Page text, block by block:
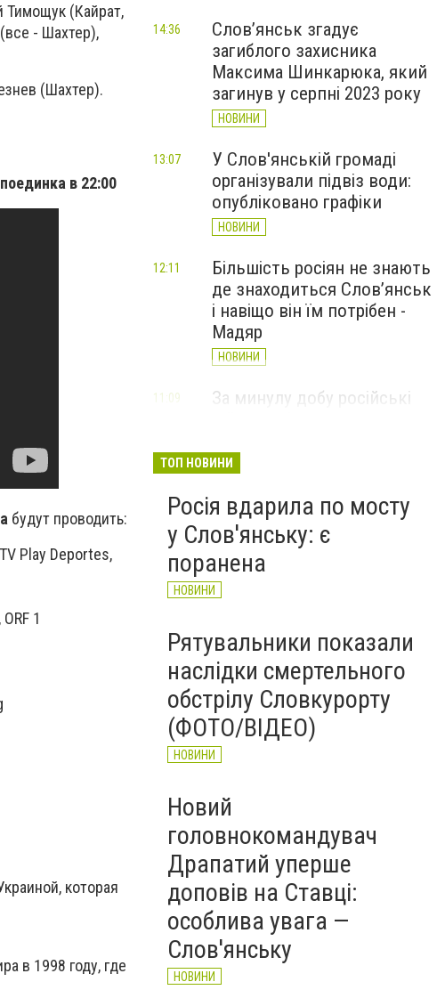
Тимощук (Кайрат,
- Шахтер),
(Шахтер).
в 22:00
будут проводить:
Play Deportes,
1
которая
в 1998 году, где
Слов’янськ згадує
загиблого захисника
Максима Шинкарюка, який
загинув у серпні 2023 року
НОВИНИ
14:36
У Слов'янській громаді
організували підвіз води:
опубліковано графіки
НОВИНИ
13:07
Більшість росіян не знають
де знаходиться Слов’янськ
і навіщо він їм потрібен -
Мадяр
НОВИНИ
12:11
За минулу добу російські
великої війни: 6 серпня
11:09
ТОП НОВИНИ
Росія вдарила по мосту
у Слов'янську: є
поранена
НОВИНИ
Рятувальники показали
наслідки смертельного
обстрілу Словкурорту
(ФОТО/ВІДЕО)
НОВИНИ
Новий
головнокомандувач
Драпатий уперше
доповів на Ставці:
особлива увага —
Слов'янську
НОВИНИ